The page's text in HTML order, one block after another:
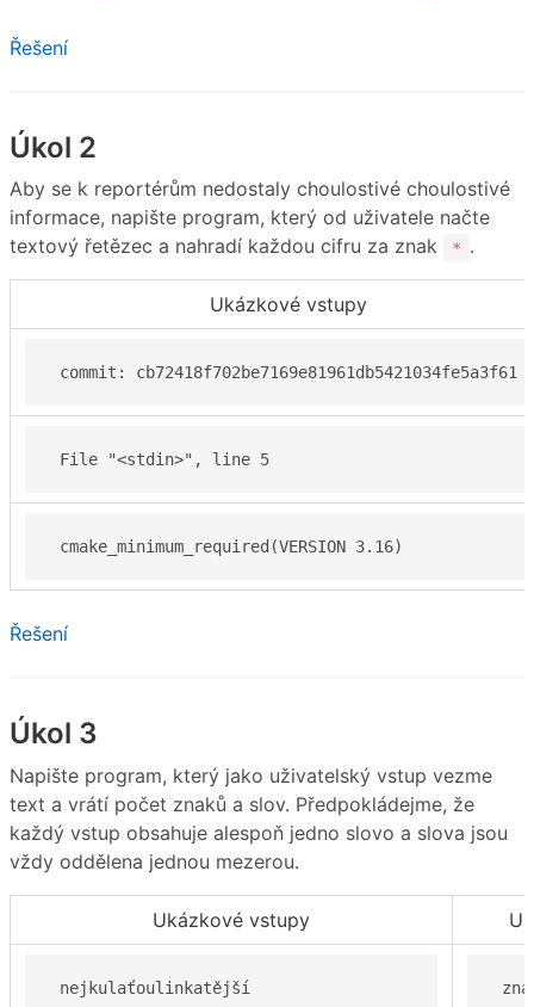
Řešení
Úkol 2
Aby se k reportérům nedostaly choulostivé choulostivé
informace, napište program, který od uživatele načte
textový řetězec a nahradí každou cifru za znak
* .
Ukázkové vstupy
commit: cb72418f702be7169e81961db5421034fe5a3f61
File "<stdin>", line 5
cmake_minimum_required(VERSION 3.16)
Řešení
Úkol 3
Napište program, který jako uživatelský vstup vezme
text a vrátí počet znaků a slov. Předpokládejme, že
každý vstup obsahuje alespoň jedno slovo a slova jsou
vždy oddělena jednou mezerou.
Ukázkové vstupy
nejkulaťoulinkatější